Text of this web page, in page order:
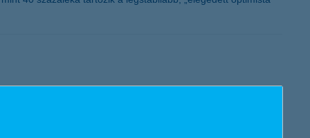
megfelel az egy évvel korábbinak, ugyanakkor 2021